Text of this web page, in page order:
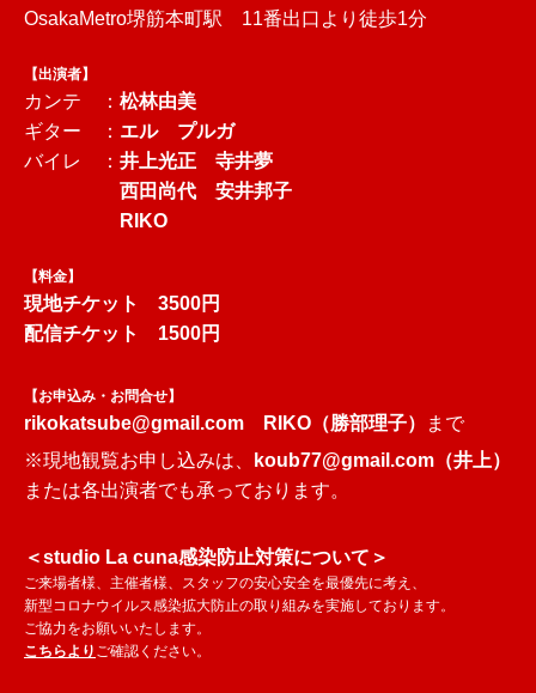
OsakaMetro堺筋本町駅 11番出口より徒歩1分
【出演者】
カンテ ： 松林由美
ギター ： エル プルガ
バイレ ： 井上光正 寺井夢
西田尚代 安井邦子
RIKO
【料金】
現地チケット 3500円
配信チケット 1500円
【お申込み・お問合せ】
rikokatsube@gmail.com RIKO（勝部理子）
まで
※現地観覧お申し込みは、
koub77@gmail.com （井上）
または各出演者でも承っております。
＜studio La cuna感染防止対策について＞
ご来場者様、主催者様、スタッフの安心安全を最優先に考え、
新型コロナウイルス感染拡大防止の取り組みを実施しております。
ご協力をお願いいたします。
こちらより ご確認ください。